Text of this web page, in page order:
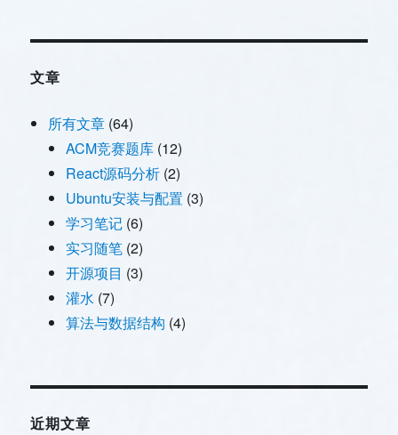
文章
所有文章 (64)
ACM竞赛题库 (12)
React源码分析 (2)
Ubuntu安装与配置 (3)
学习笔记 (6)
实习随笔 (2)
开源项目 (3)
灌水 (7)
算法与数据结构 (4)
近期文章